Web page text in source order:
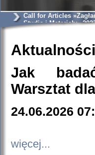
Call for Articles
Studia i Materiały«
Aktualności
Jak
Warsztat
24.06.2026
więcej...